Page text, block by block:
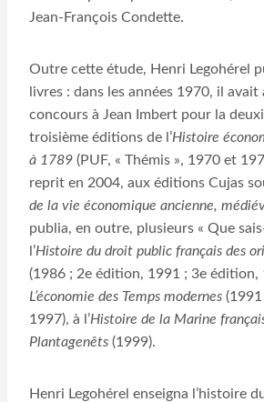
Jean-François Condette.
Outre cette étude, Henri Legohérel
livres : dans les années 1970, il
concours à Jean Imbert pour la
troisième éditions de l’Histoire
à 1789 (PUF, « Thémis », 1970 et
reprit en 2004, aux éditions Cujas
de la vie économique ancienne,
publia, en outre, plusieurs « Que
l’Histoire du droit public français des
(1986 ; 2e édition, 1991 ; 3e édition,
L’économie des Temps modernes
1997), à l’Histoire de la Marine
Plantagenêts (1999).
Henri Legohérel enseigna l’histoire